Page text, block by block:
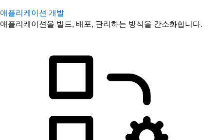
애플리케이션 개발
애플리케이션을 빌드, 배포, 관리하는 방식을 간소화합니다.